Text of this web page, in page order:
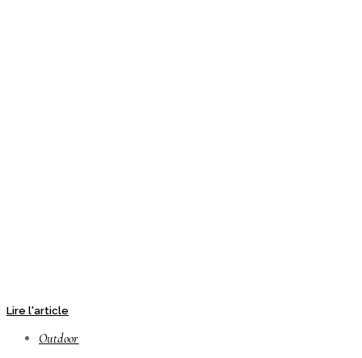
Lire l'article
Outdoor